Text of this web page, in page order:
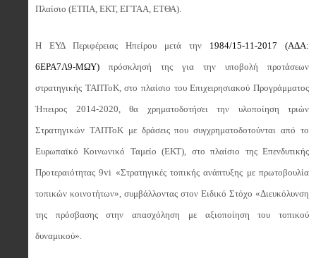
Πλαίσιο (ΕΤΠΑ, ΕΚΤ, ΕΓΤΑΑ, ΕΤΘΑ).
Η ΕΥΔ Περιφέρειας Ηπείρου μετά την 1984/15-11-2017 (ΑΔΑ:
6ΕΡΑ7Λ9-ΜΩΥ) πρόσκλησή της για την υποβολή προτάσεων
στρατηγικής ΤΑΠΤοΚ, στο πλαίσιο του Επιχειρησιακού Προγράμματος
Ήπειρος 2014-2020, θα χρηματοδοτήσει την υλοποίηση τριών
Στρατηγικών ΤΑΠΤοΚ με δράσεις που συγχρηματοδοτούνται από το
Ευρωπαϊκό Κοινωνικό Ταμείο (ΕΚΤ), στο πλαίσιο της Επενδυτικής
Προτεραιότητας 9vi «Στρατηγικές τοπικής ανάπτυξης με πρωτοβουλία
τοπικών κοινοτήτων», συμβάλλοντας στον Ειδικό Στόχο «Διευκόλυνση
της πρόσβασης στην απασχόληση με αξιοποίηση του τοπικού
δυναμικού».